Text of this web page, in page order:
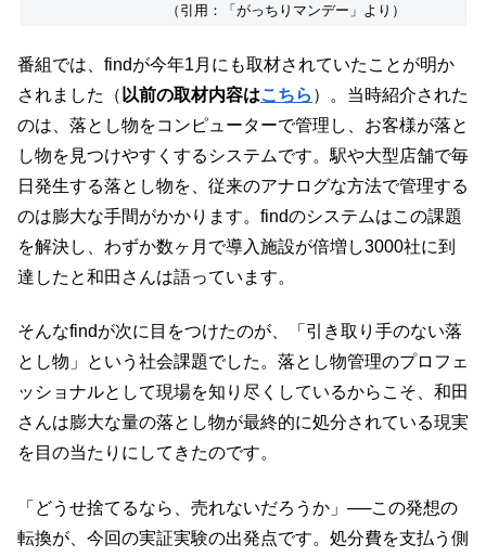
（引用：「がっちりマンデー」より）
番組では、findが今年1月にも取材されていたことが明か
されました（ 以前の取材内容はこちら ）。当時紹介された
のは、落とし物をコンピューターで管理し、お客様が落と
し物を見つけやすくするシステムです。駅や大型店舗で毎
日発生する落とし物を、従来のアナログな方法で管理する
のは膨大な手間がかかります。findのシステムはこの課題
を解決し、わずか数ヶ月で導入施設が倍増し3000社に到
達したと和田さんは語っています。
そんなfindが次に目をつけたのが、「引き取り手のない落
とし物」という社会課題でした。落とし物管理のプロフェ
ッショナルとして現場を知り尽くしているからこそ、和田
さんは膨大な量の落とし物が最終的に処分されている現実
を目の当たりにしてきたのです。
「どうせ捨てるなら、売れないだろうか」──この発想の
転換が、今回の実証実験の出発点です。処分費を支払う側